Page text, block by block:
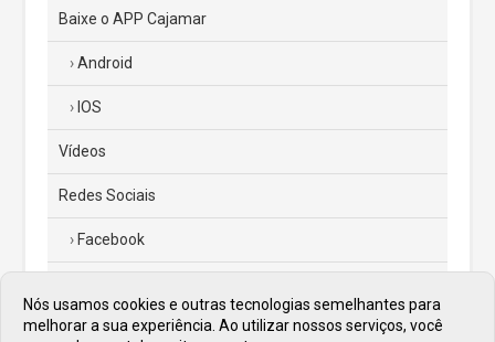
Baixe o APP Cajamar
Android
IOS
Vídeos
Redes Sociais
Facebook
Twitter
Nós usamos cookies e outras tecnologias semelhantes para
melhorar a sua experiência. Ao utilizar nossos serviços, você